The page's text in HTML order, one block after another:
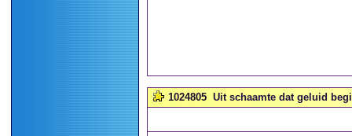
1024805 Uit schaamte dat geluid